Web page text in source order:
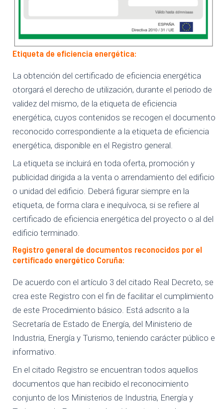
Etiqueta de eficiencia energética:
La obtención del certificado de eficiencia energética
otorgará el derecho de utilización, durante el periodo de
validez del mismo, de la etiqueta de eficiencia
energética, cuyos contenidos se recogen el documento
reconocido correspondiente a la etiqueta de eficiencia
energética, disponible en el Registro general.
La etiqueta se incluirá en toda oferta, promoción y
publicidad dirigida a la venta o arrendamiento del edificio
o unidad del edificio. Deberá figurar siempre en la
etiqueta, de forma clara e inequívoca, si se refiere al
certificado de eficiencia energética del proyecto o al del
edificio terminado.
Registro general de documentos reconocidos por el
certificado energético Coruña:
De acuerdo con el artículo 3 del citado Real Decreto, se
crea este Registro con el fin de facilitar el cumplimiento
de este Procedimiento básico. Está adscrito a la
Secretaría de Estado de Energía, del Ministerio de
Industria, Energía y Turismo, teniendo carácter público e
informativo.
En el citado Registro se encuentran todos aquellos
documentos que han recibido el reconocimiento
conjunto de los Ministerios de Industria, Energía y